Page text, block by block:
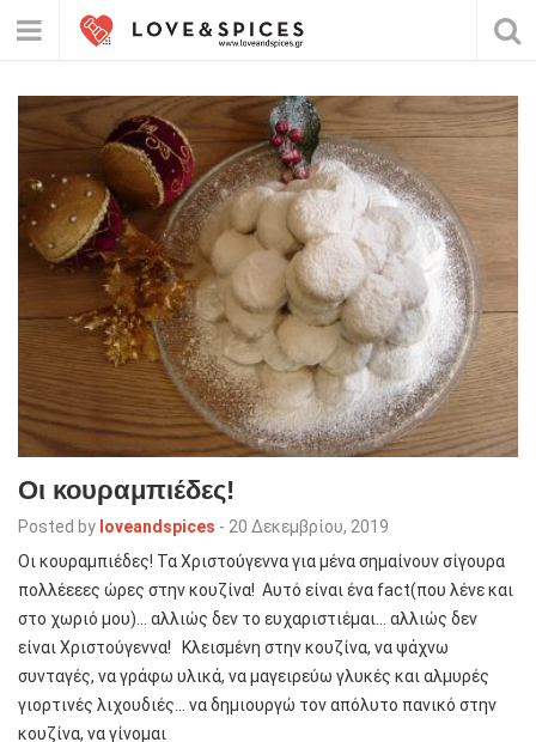
Οι κουραμπιέδες!
Posted by loveandspices - 20 Δεκεμβρίου, 2019
Οι κουραμπιέδες! Τα Χριστούγεννα για μένα σημαίνουν σίγουρα
πολλέεεες ώρες στην κουζίνα! Αυτό είναι ένα fact(που λένε και
στο χωριό μου)… αλλιώς δεν το ευχαριστιέμαι… αλλιώς δεν
είναι Χριστούγεννα! Κλεισμένη στην κουζίνα, να ψάχνω
συνταγές, να γράφω υλικά, να μαγειρεύω γλυκές και αλμυρές
γιορτινές λιχουδιές… να δημιουργώ τον απόλυτο πανικό στην
κουζίνα, να γίνομαι